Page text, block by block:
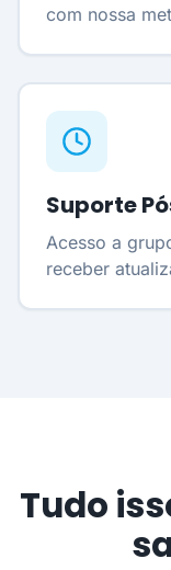
com nossa
Suporte
Acesso a
receber
Tudo